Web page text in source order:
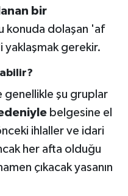
bir
konuda dolaşan 'af
yaklaşmak gerekir.
şu gruplar
belgesine el
ihlaller ve idari
her afta olduğu
çıkacak yasanın